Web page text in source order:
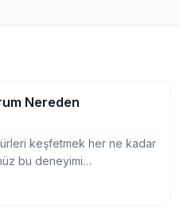
Nereden
keşfetmek her ne kadar
bu deneyimi